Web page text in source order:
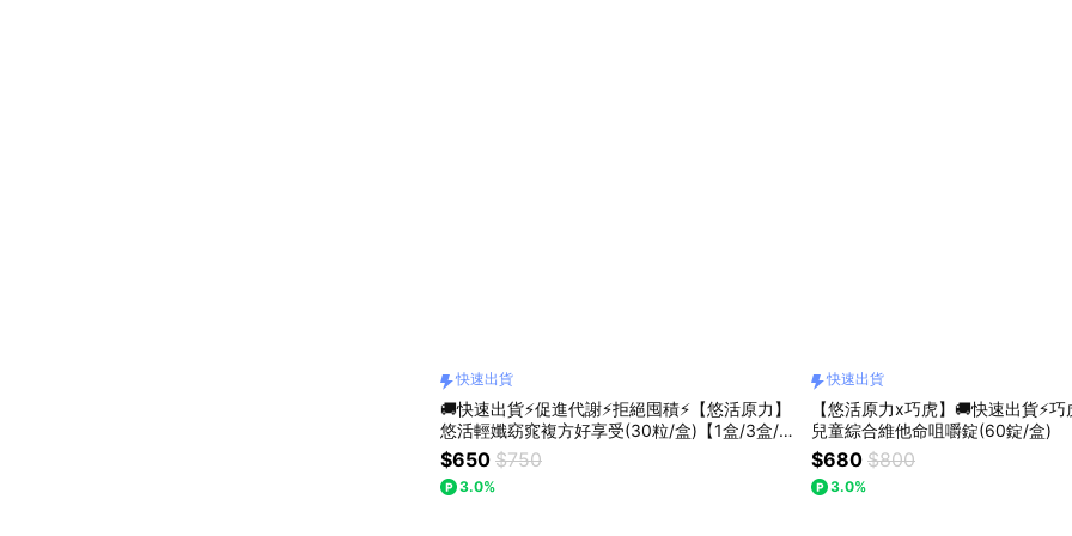
快速出貨
🚚快速出貨⚡促進代謝⚡拒絕囤積⚡【悠活原力】
悠活輕孅窈窕複方好享受(30粒/盒)【1盒/3盒/6
盒優惠組】
$650 $750
3.0%
快速出貨
【悠活原力x巧虎】🚚快速出貨⚡
兒童綜合維他命咀嚼錠(60錠/盒)
$680 $800
3.0%